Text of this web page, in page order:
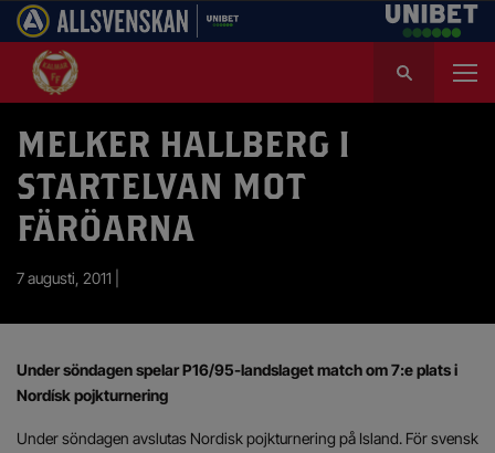
k
MELKER HALLBERG I
STARTELVAN MOT
FÄRÖARNA
7 augusti, 2011 |
Under söndagen spelar P16/95-landslaget match om 7:e plats i
Nordísk pojkturnering
Under söndagen avslutas Nordisk pojkturnering på Island. För svensk